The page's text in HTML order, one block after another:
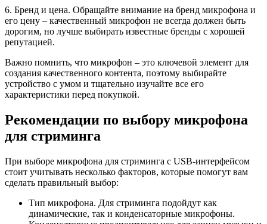
6. Бренд и цена. Обращайте внимание на бренд микрофона и
его цену – качественный микрофон не всегда должен быть
дорогим, но лучше выбирать известные бренды с хорошей
репутацией.
Важно помнить, что микрофон – это ключевой элемент для
создания качественного контента, поэтому выбирайте
устройство с умом и тщательно изучайте все его
характеристики перед покупкой.
Рекомендации по выбору микрофона
для стриминга
При выборе микрофона для стриминга с USB-интерфейсом
стоит учитывать несколько факторов, которые помогут вам
сделать правильный выбор:
Тип микрофона. Для стриминга подойдут как
динамические, так и конденсаторные микрофоны.